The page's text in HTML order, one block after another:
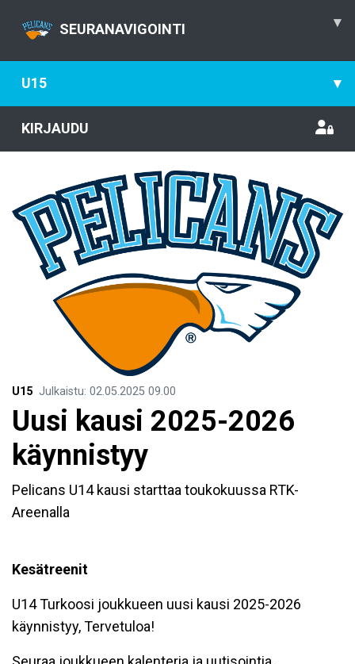
SEURANAVIGOINTI ▾
U15 ▾
KIRJAUDU
U15 Julkaistu: 02.05.2025 09.00
Uusi kausi 2025-2026
käynnistyy
Pelicans U14 kausi starttaa toukokuussa RTK-
Areenalla
Kesätreenit
U14 Turkoosi joukkueen uusi kausi 2025-2026
käynnistyy, Tervetuloa!